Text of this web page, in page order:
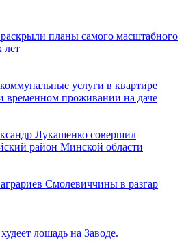
планы самого масштабного
лет
услуги в квартире
временном проживании на даче
Лукашенко совершил
район Минской области
Смолевиччины в разгар
лошадь на Заводе.